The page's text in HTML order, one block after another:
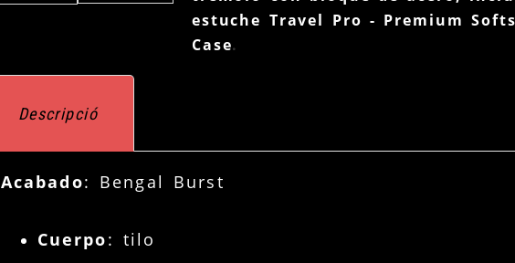
estuche Travel Pro - Premium
Case.
Descripció
Acabado: Bengal Burst
Cuerpo: tilo